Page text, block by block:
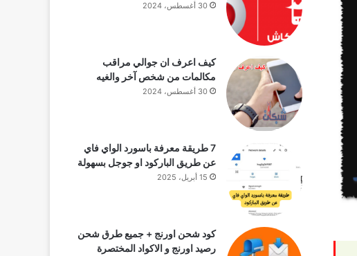
30 أغسطس، 2024
كيف اعرف ان جوالي مراقب
مكالمات من شخص آخر والغيه
30 أغسطس، 2024
7 طريقة معرفة باسورد الواي فاي
عن طريق الباركود او جوجل بسهولة
15 أبريل، 2025
كود شحن اورنج + جميع طرق شحن
رصيد اورنج و الاكواد المختصرة